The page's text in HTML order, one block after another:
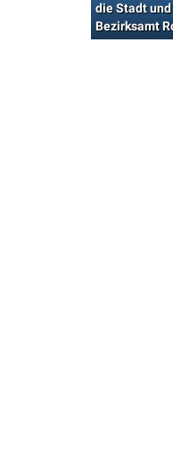
die Stadt
Bezirksamt